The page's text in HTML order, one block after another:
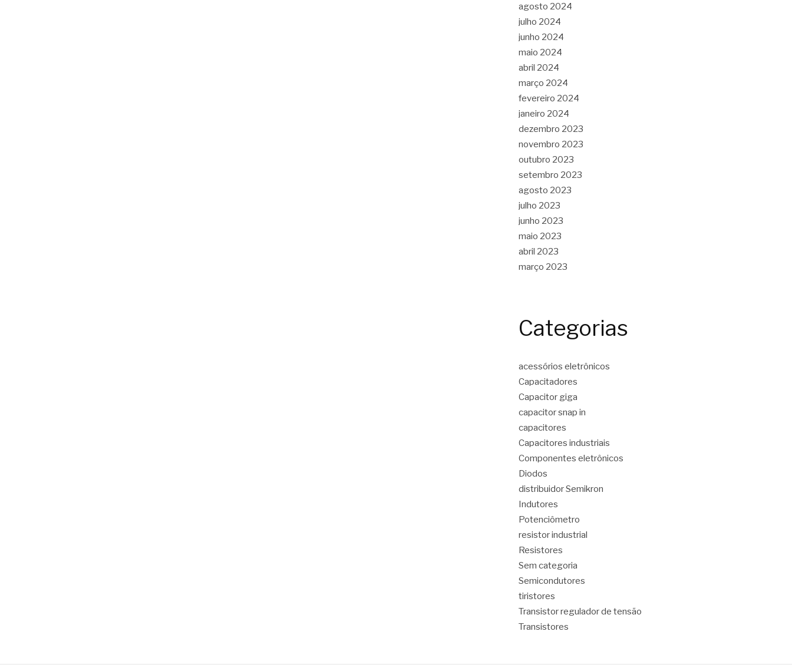
agosto 2024
julho 2024
junho 2024
maio 2024
abril 2024
março 2024
fevereiro 2024
janeiro 2024
dezembro 2023
novembro 2023
outubro 2023
setembro 2023
agosto 2023
julho 2023
junho 2023
maio 2023
abril 2023
março 2023
Categorias
acessórios eletrônicos
Capacitadores
Capacitor giga
capacitor snap in
capacitores
Capacitores industriais
Componentes eletrônicos
Diodos
distribuidor Semikron
Indutores
Potenciômetro
resistor industrial
Resistores
Sem categoria
Semicondutores
tiristores
Transistor regulador de tensão
Transistores